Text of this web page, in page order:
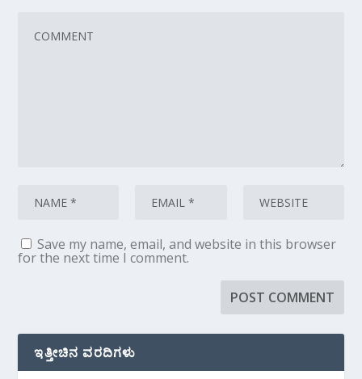
Save my name, email, and website in this browser
for the next time I comment.
ಇತ್ತೀಚಿನ ವರದಿಗಳು